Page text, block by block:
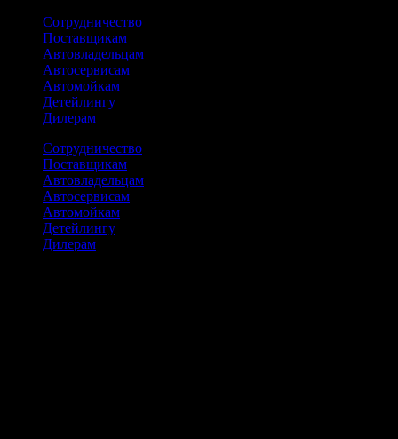
Сотрудничество
Поставщикам
Автовладельцам
Автосервисам
Автомойкам
Детейлингу
Дилерам
Сотрудничество
Поставщикам
Автовладельцам
Автосервисам
Автомойкам
Детейлингу
Дилерам